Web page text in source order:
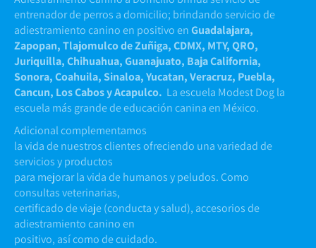
entrenador de perros a domicilio; brindando servicio de
adiestramiento canino en positivo enGuadalajara,
Zapopan, Tlajomulco de Zuñiga, CDMX, MTY, QRO,
Juriquilla, Chihuahua, Guanajuato, Baja California,
Sonora, Coahuila, Sinaloa, Yucatan, Veracruz, Puebla,
Cancun, Los Cabos y Acapulco. La escuela Modest Dog la
escuela más grande de educación canina en México.
Adicional complementamos
la vida de nuestros clientes ofreciendo una variedad de
servicios y productos
para mejorar la vida de humanos y peludos. Como
consultas veterinarias,
certificado de viaje (conducta y salud), accesorios de
adiestramiento canino en
positivo, así como de cuidado.